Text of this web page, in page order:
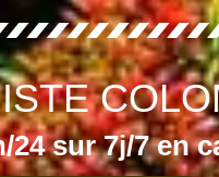
sur 7j/7 en